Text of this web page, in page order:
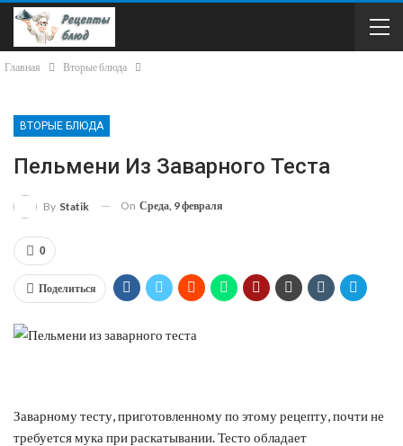
Главная Вторые блюда
ВТОРЫЕ БЛЮДА
Пельмени Из Заварного Теста
By Statik On Среда, 9 февраля
0
Поделиться
Заварному тесту, приготовленному по этому рецепту, почти не
требуется мука при раскатывании. Тесто обладает